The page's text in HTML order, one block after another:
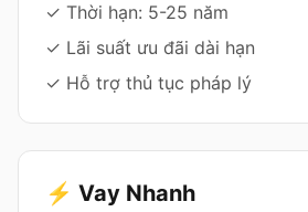
✓ Thời hạn: 5-25 năm
✓ Lãi suất ưu đãi dài hạn
✓ Hỗ trợ thủ tục pháp lý
⚡ Vay Nhanh